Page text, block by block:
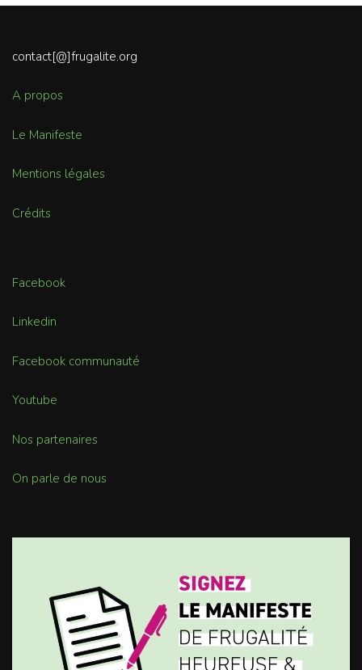
contact[@]frugalite.org
A propos
Le Manifeste
Mentions légales
Crédits
Facebook
Linkedin
Facebook communauté
Youtube
Nos partenaires
On parle de nous